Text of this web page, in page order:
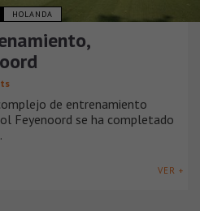
HOLANDA
de entrenamiento
Feyenoord se ha completado
VER +